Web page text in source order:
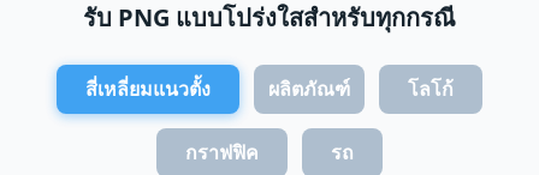
รับ PNG แบบโปร่งใสสำหรับทุกกรณี
สี่เหลี่ยมแนวตั้ง ผลิตภัณฑ์ โลโก้
กราฟฟิค รถ